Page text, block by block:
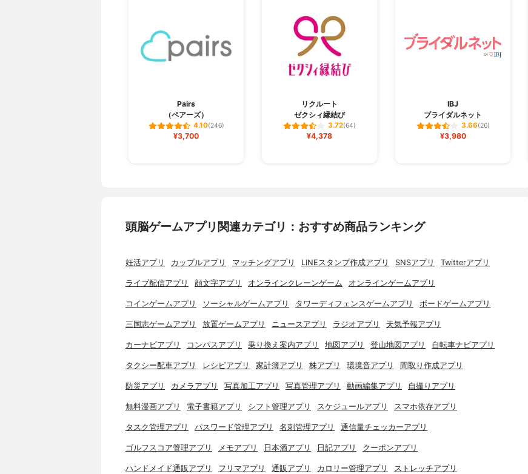
Pairs
（ペアーズ）
4.10(246)
¥3,700
リクルート
ゼクシィ縁結び
3.72(64)
¥4,378
IBJ
ブライダルネット
3.66(26)
¥3,980
頭脳ゲームアプリ関連カテゴリ：おすすめ商品ランキング
妊活アプリ カップルアプリ マッチングアプリ LINEスタンプ作成アプリ SNSアプリ Twitterアプリ
ライブ配信アプリ 顔文字アプリ オンラインクレーンゲーム オンラインゲームアプリ
コインゲームアプリ ソーシャルゲームアプリ タワーディフェンスゲームアプリ ボードゲームアプリ
三国志ゲームアプリ 放置ゲームアプリ ニュースアプリ ラジオアプリ 天気予報アプリ
カーナビアプリ コンパスアプリ 乗り換え案内アプリ 地図アプリ 登山地図アプリ 自転車ナビアプリ
タクシー配車アプリ レシピアプリ 家計簿アプリ 株アプリ 環境音アプリ 間取り作成アプリ
防災アプリ カメラアプリ 写真加工アプリ 写真管理アプリ 動画編集アプリ 自撮りアプリ
無料漫画アプリ 電子書籍アプリ シフト管理アプリ スケジュールアプリ スマホ依存アプリ
タスク管理アプリ パスワード管理アプリ 名刺管理アプリ 通信量チェッカーアプリ
ゴルフスコア管理アプリ メモアプリ 日本酒アプリ 日記アプリ クーポンアプリ
ハンドメイド通販アプリ フリマアプリ 通販アプリ カロリー管理アプリ ストレッチアプリ